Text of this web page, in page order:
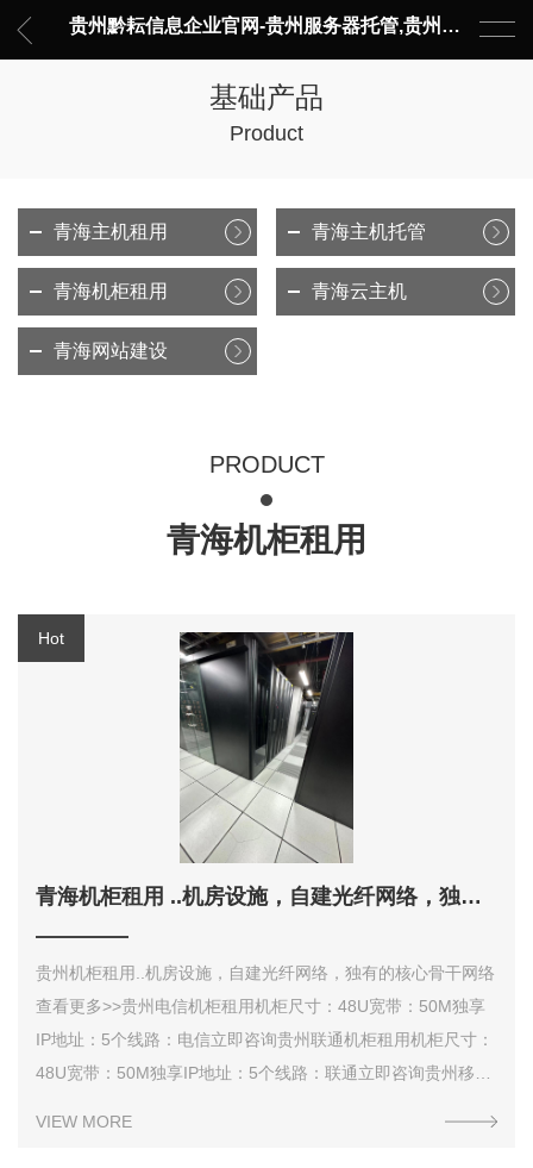
贵州黔耘信息企业官网-贵州服务器托管,贵州主机托管,云服务器托管,数据中心托管,网络设备托管,服务器租用,托管服务提供商,服务器管理-黔耘信息 贵州数据中心机柜租用-专业贵州IDC托管服务器维修
基础产品
Product
青海主机租用 青海主机托管
青海机柜租用 青海云主机
青海网站建设
PRODUCT
青海机柜租用
青海机柜租用 ..机房设施，自建光纤网络，独有的核心骨干网络
贵州机柜租用..机房设施，自建光纤网络，独有的核心骨干网络
查看更多>>贵州电信机柜租用机柜尺寸：48U宽带：50M独享
IP地址：5个线路：电信立即咨询贵州联通机柜租用机柜尺寸：
48U宽带：50M独享IP地址：5个线路：联通立即咨询贵州移动
VIEW MORE